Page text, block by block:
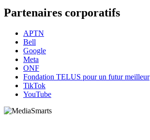
Partenaires corporatifs
APTN
Bell
Google
Meta
ONF
Fondation TELUS pour un futur meilleur
TikTok
YouTube